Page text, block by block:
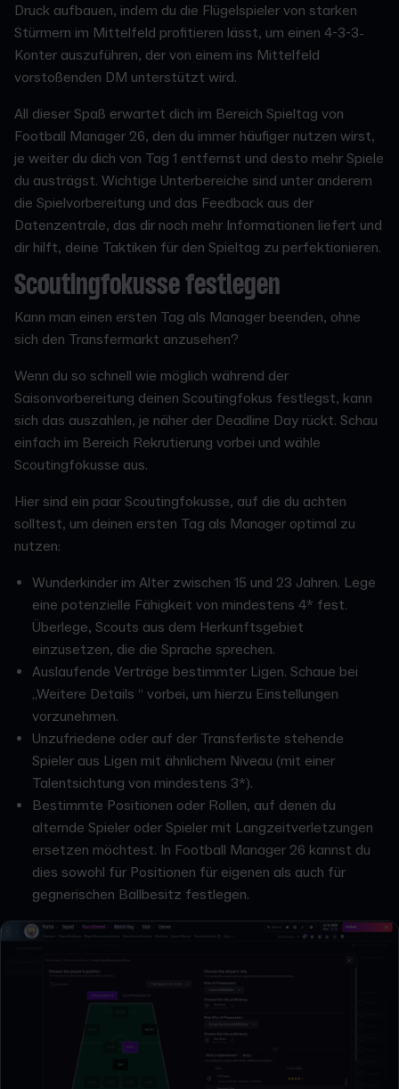
Druck aufbauen, indem du die Flügelspieler von starken
Stürmern im Mittelfeld profitieren lässt, um einen 4-3-3-
Konter auszuführen, der von einem ins Mittelfeld
vorstoßenden DM unterstützt wird.
All dieser Spaß erwartet dich im Bereich Spieltag von
Football Manager 26, den du immer häufiger nutzen wirst,
je weiter du dich von Tag 1 entfernst und desto mehr Spiele
du austrägst. Wichtige Unterbereiche sind unter anderem
die Spielvorbereitung und das Feedback aus der
Datenzentrale, das dir noch mehr Informationen liefert und
dir hilft, deine Taktiken für den Spieltag zu perfektionieren.
Scoutingfokusse festlegen
Kann man einen ersten Tag als Manager beenden, ohne
sich den Transfermarkt anzusehen?
Wenn du so schnell wie möglich während der
Saisonvorbereitung deinen Scoutingfokus festlegst, kann
sich das auszahlen, je näher der Deadline Day rückt. Schau
einfach im Bereich Rekrutierung vorbei und wähle
Scoutingfokusse aus.
Hier sind ein paar Scoutingfokusse, auf die du achten
solltest, um deinen ersten Tag als Manager optimal zu
nutzen:
Wunderkinder im Alter zwischen 15 und 23 Jahren. Lege
eine potenzielle Fähigkeit von mindestens 4* fest.
Überlege, Scouts aus dem Herkunftsgebiet
einzusetzen, die die Sprache sprechen.
Auslaufende Verträge bestimmter Ligen. Schaue bei
„Weitere Details “ vorbei, um hierzu Einstellungen
vorzunehmen.
Unzufriedene oder auf der Transferliste stehende
Spieler aus Ligen mit ähnlichem Niveau (mit einer
Talentsichtung von mindestens 3*).
Bestimmte Positionen oder Rollen, auf denen du
alternde Spieler oder Spieler mit Langzeitverletzungen
ersetzen möchtest. In Football Manager 26 kannst du
dies sowohl für Positionen für eigenen als auch für
gegnerischen Ballbesitz festlegen.